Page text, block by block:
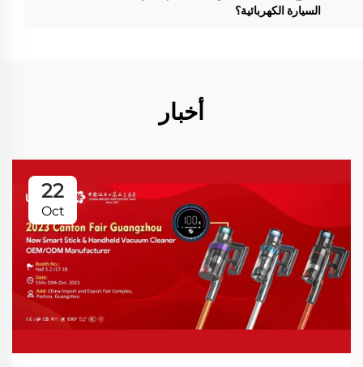
السيارة الكهربائية؟
أخبار
22
Oct